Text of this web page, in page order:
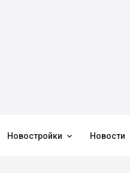
Новостройки  Новости